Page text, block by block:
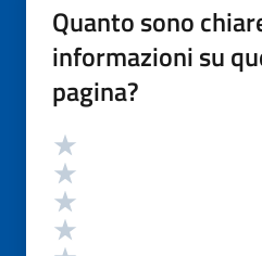
Quanto sono
informazioni su
pagina?
Valutazione